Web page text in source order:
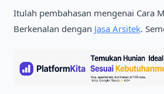
Іtulah pembahasan mengenaі Cara
Berkenalan dengan Jasa Arsitek.